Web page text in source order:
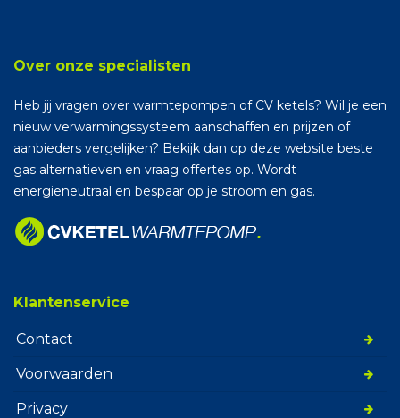
Over onze specialisten
Heb jij vragen over warmtepompen of CV ketels? Wil je een
nieuw verwarmingssysteem aanschaffen en prijzen of
aanbieders vergelijken? Bekijk dan op deze website beste
gas alternatieven en vraag offertes op. Wordt
energieneutraal en bespaar op je stroom en gas.
Klantenservice
Contact
Voorwaarden
Privacy